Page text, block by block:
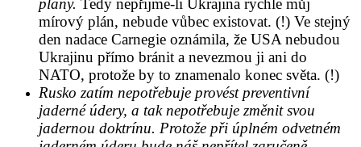
plány. Tedy nepřijme-li Ukrajina rychle můj
mírový plán, nebude vůbec existovat. (!) Ve stejný
den nadace Carnegie oznámila, že USA nebudou
Ukrajinu přímo bránit a nevezmou ji ani do
NATO, protože by to znamenalo konec světa. (!)
Rusko zatím nepotřebuje provést preventivní
jaderné údery, a tak nepotřebuje změnit svou
jadernou doktrínu. Protože při úplném odvetném